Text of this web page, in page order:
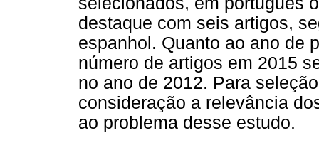
destaque com seis artigos,
espanhol. Quanto ao ano de
número de artigos em 2015
no ano de 2012. Para
consideração a relevância
ao problema desse estudo.